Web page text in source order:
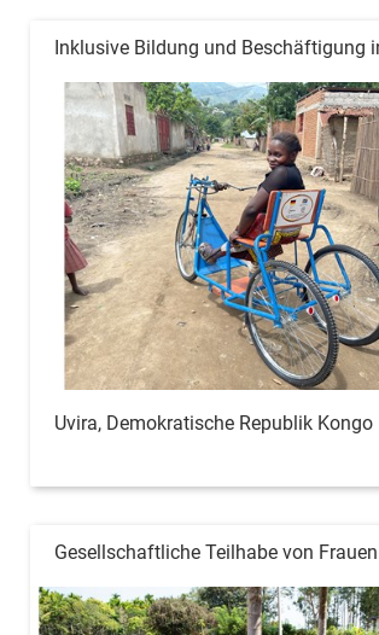
Inklusive Bildung und Beschäftigung
Uvira, Demokratische Republik Kongo
Gesellschaftliche Teilhabe von